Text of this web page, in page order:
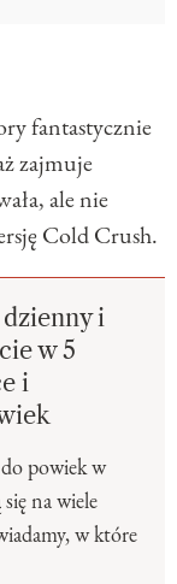
fantastycznie
zajmuje
ale nie
Cold Crush.
i
w 5
i
powiek w
na wiele
w które